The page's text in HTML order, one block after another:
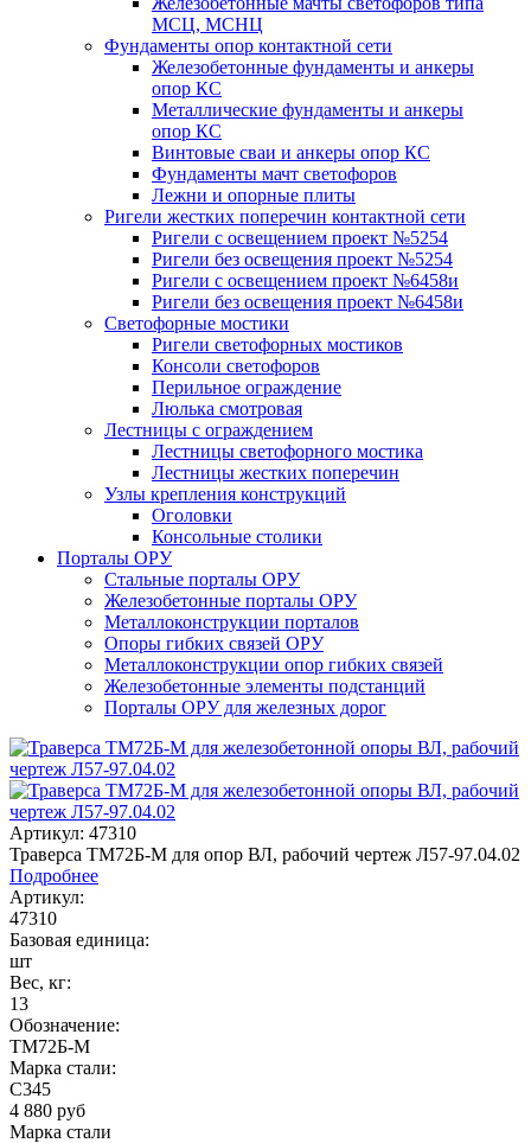
МСЦ, МСНЦ
Фундаменты опор контактной сети
Железобетонные фундаменты и анкеры
опор КС
Металлические фундаменты и анкеры
опор КС
Винтовые сваи и анкеры опор КС
Фундаменты мачт светофоров
Лежни и опорные плиты
Ригели жестких поперечин контактной сети
Ригели с освещением проект №5254
Ригели без освещения проект №5254
Ригели с освещением проект №6458и
Ригели без освещения проект №6458и
Светофорные мостики
Ригели светофорных мостиков
Консоли светофоров
Перильное ограждение
Люлька смотровая
Лестницы с ограждением
Лестницы светофорного мостика
Лестницы жестких поперечин
Узлы крепления конструкций
Оголовки
Консольные столики
Порталы ОРУ
Стальные порталы ОРУ
Железобетонные порталы ОРУ
Металлоконструкции порталов
Опоры гибких связей ОРУ
Металлоконструкции опор гибких связей
Железобетонные элементы подстанций
Порталы ОРУ для железных дорог
Артикул: 47310
Траверса ТМ72Б-М для опор ВЛ, рабочий чертеж Л57-97.04.02
Подробнее
Артикул:
47310
Базовая единица:
шт
Вес, кг:
13
Обозначение:
ТМ72Б-М
Марка стали:
С345
4 880 руб
Марка стали